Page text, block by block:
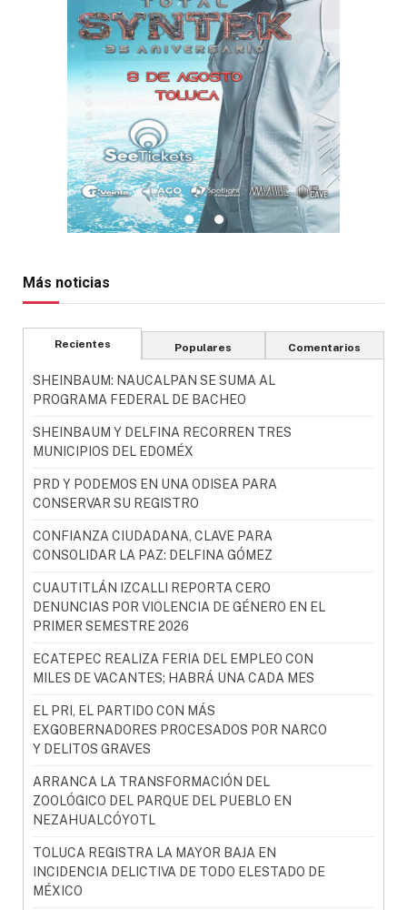
Más noticias
Recientes Populares Comentarios
SHEINBAUM: NAUCALPAN SE SUMA AL
PROGRAMA FEDERAL DE BACHEO
SHEINBAUM Y DELFINA RECORREN TRES
MUNICIPIOS DEL EDOMÉX
PRD Y PODEMOS EN UNA ODISEA PARA
CONSERVAR SU REGISTRO
CONFIANZA CIUDADANA, CLAVE PARA
CONSOLIDAR LA PAZ: DELFINA GÓMEZ
CUAUTITLÁN IZCALLI REPORTA CERO
DENUNCIAS POR VIOLENCIA DE GÉNERO EN EL
PRIMER SEMESTRE 2026
ECATEPEC REALIZA FERIA DEL EMPLEO CON
MILES DE VACANTES; HABRÁ UNA CADA MES
EL PRI, EL PARTIDO CON MÁS
EXGOBERNADORES PROCESADOS POR NARCO
Y DELITOS GRAVES
ARRANCA LA TRANSFORMACIÓN DEL
ZOOLÓGICO DEL PARQUE DEL PUEBLO EN
NEZAHUALCÓYOTL
TOLUCA REGISTRA LA MAYOR BAJA EN
INCIDENCIA DELICTIVA DE TODO ELESTADO DE
MÉXICO